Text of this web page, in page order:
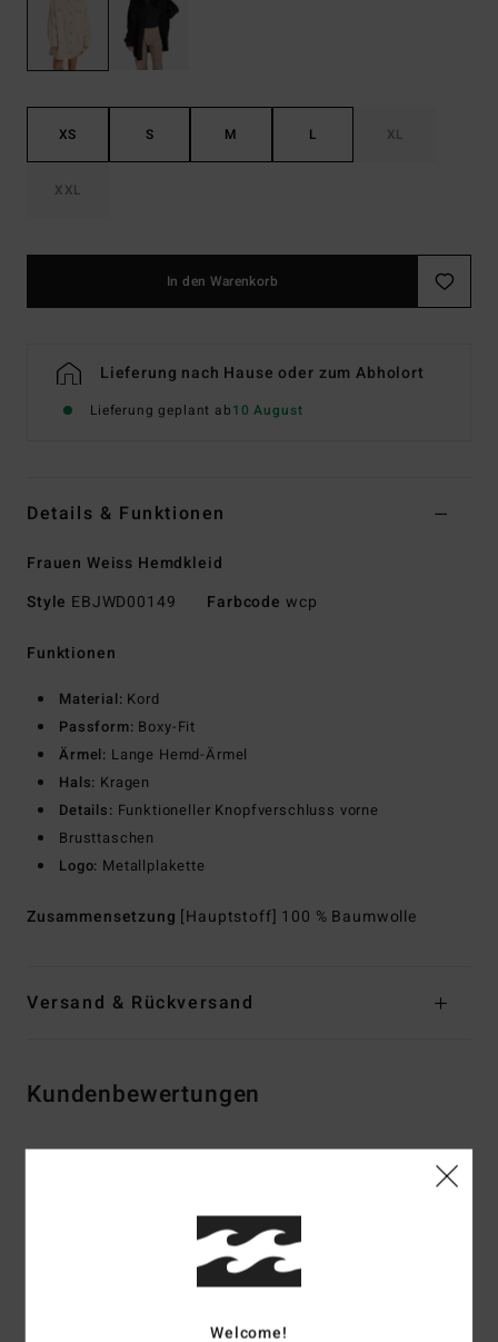
XS S M L XL
XXL
In den Warenkorb
Lieferung nach Hause oder zum Abholort
Lieferung geplant ab10 August
Details & Funktionen
Frauen Weiss Hemdkleid
Style EBJWD00149 Farbcode wcp
Funktionen
Material: Kord
Passform: Boxy-Fit
Ärmel: Lange Hemd-Ärmel
Hals: Kragen
Details: Funktioneller Knopfverschluss vorne
Brusttaschen
Logo: Metallplakette
Zusammensetzung [Hauptstoff] 100 % Baumwolle
Versand & Rückversand
Kundenbewertungen
5.0/5
100% unserer Kunden empfehlen dieses Produkt
Welcome!